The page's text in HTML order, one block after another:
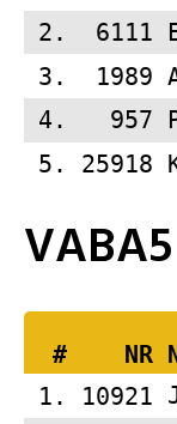
2.  6111
3.  1989
4.   957
5. 25918
  #    NR
1. 10921